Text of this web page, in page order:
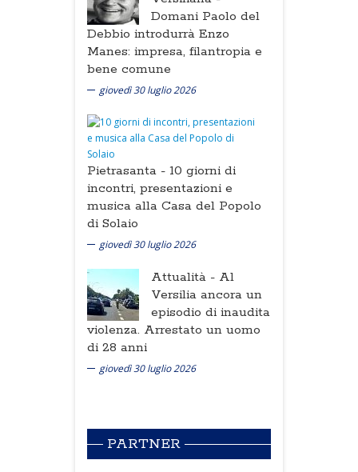
Domani Paolo del
Debbio introdurrà Enzo
Manes: impresa, filantropia e
bene comune
giovedì 30 luglio 2026
Pietrasanta - 10 giorni di
incontri, presentazioni e
musica alla Casa del Popolo
di Solaio
giovedì 30 luglio 2026
Attualità - Al
Versilia ancora un
episodio di inaudita
violenza. Arrestato un uomo
di 28 anni
giovedì 30 luglio 2026
PARTNER